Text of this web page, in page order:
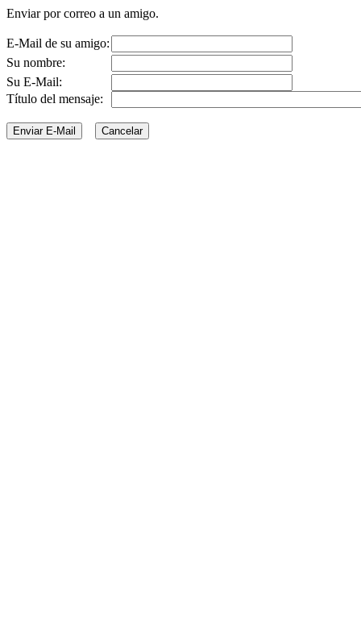
Enviar por correo a un amigo.
E-Mail de su amigo:
Su nombre:
Su E-Mail:
Título del mensaje: